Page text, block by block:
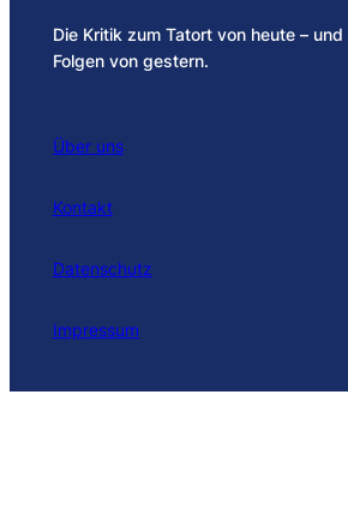
Die Kritik zum Tatort von heute –
Folgen von gestern.
Über uns
Kontakt
Datenschutz
Impressum